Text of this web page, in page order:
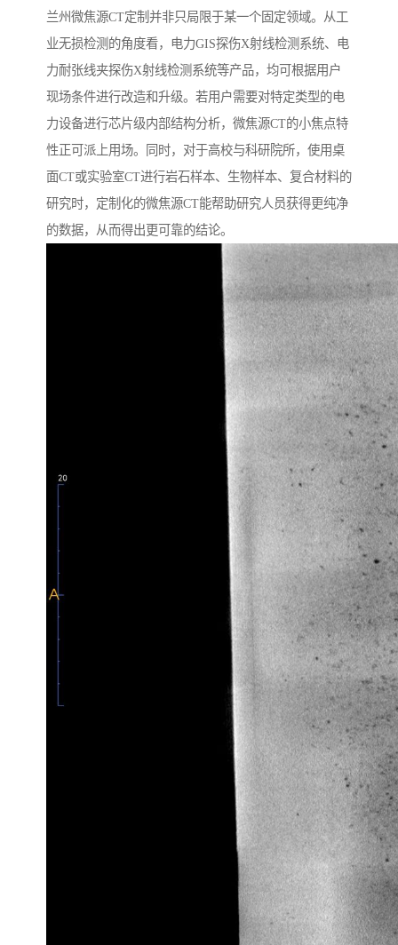
兰州微焦源CT定制并非只局限于某一个固定领域。从工
业无损检测的角度看，电力GIS探伤X射线检测系统、电
力耐张线夹探伤X射线检测系统等产品，均可根据用户
现场条件进行改造和升级。若用户需要对特定类型的电
力设备进行芯片级内部结构分析，微焦源CT的小焦点特
性正可派上用场。同时，对于高校与科研院所，使用桌
面CT或实验室CT进行岩石样本、生物样本、复合材料的
研究时，定制化的微焦源CT能帮助研究人员获得更纯净
的数据，从而得出更可靠的结论。